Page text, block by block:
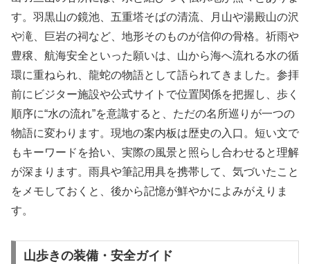
す。羽黒山の鏡池、五重塔そばの清流、月山や湯殿山の沢
や滝、巨岩の祠など、地形そのものが信仰の骨格。祈雨や
豊穣、航海安全といった願いは、山から海へ流れる水の循
環に重ねられ、龍蛇の物語として語られてきました。参拝
前にビジター施設や公式サイトで位置関係を把握し、歩く
順序に“水の流れ”を意識すると、ただの名所巡りが一つの
物語に変わります。現地の案内板は歴史の入口。短い文で
もキーワードを拾い、実際の風景と照らし合わせると理解
が深まります。雨具や筆記用具を携帯して、気づいたこと
をメモしておくと、後から記憶が鮮やかによみがえりま
す。
山歩きの装備・安全ガイド